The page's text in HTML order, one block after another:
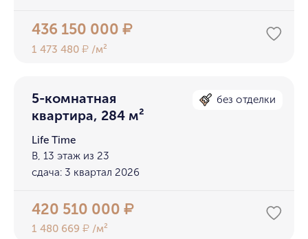
436 150 000₽
1 473 480₽ /м²
5-комнатная
квартира, 284 м²
без отделки
Life Time
B, 13 этаж из 23
сдача: 3 квартал 2026
420 510 000₽
1 480 669₽ /м²